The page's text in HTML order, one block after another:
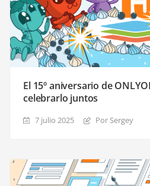
El 15º aniversario de
celebrarlo juntos
7 julio 2025 Por Sergey